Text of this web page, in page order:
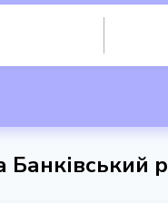
Банківський